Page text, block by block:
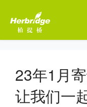
23年1月
让我们一